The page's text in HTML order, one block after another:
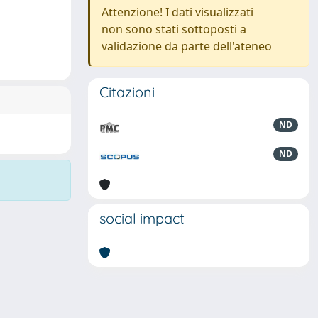
Attenzione! I dati visualizzati
non sono stati sottoposti a
validazione da parte dell'ateneo
Citazioni
ND
ND
social impact